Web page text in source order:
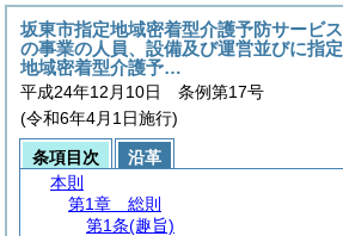
坂東市指定地域密着型介護予防サービス
の事業の人員、設備及び運営並びに指定
地域密着型介護予…
平成24年12月10日 条例第17号
(令和6年4月1日施行)
条項目次
沿革
本則
第1章
総則
第1条(趣旨)